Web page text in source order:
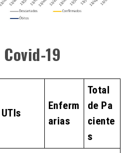
19
UTIs
Enferm
arias
Total
de Pa
ciente
s